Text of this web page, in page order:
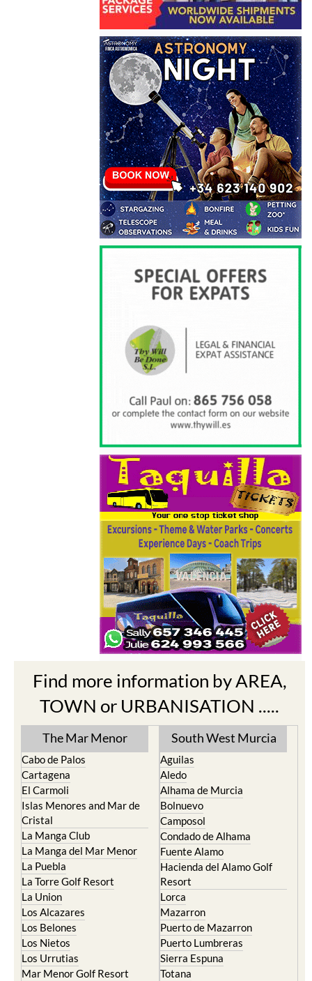
Find more information by AREA,
TOWN or URBANISATION .....
The Mar Menor
Cabo de Palos
Cartagena
El Carmoli
Islas Menores and Mar de
Cristal
La Manga Club
La Manga del Mar Menor
La Puebla
La Torre Golf Resort
La Union
Los Alcazares
Los Belones
Los Nietos
Los Urrutias
Mar Menor Golf Resort
South West Murcia
Aguilas
Aledo
Alhama de Murcia
Bolnuevo
Camposol
Condado de Alhama
Fuente Alamo
Hacienda del Alamo Golf
Resort
Lorca
Mazarron
Puerto de Mazarron
Puerto Lumbreras
Sierra Espuna
Totana